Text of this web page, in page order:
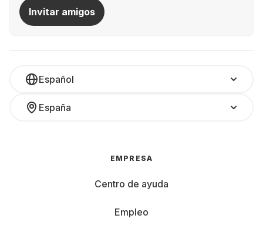
Invitar amigos
Español
España
EMPRESA
Centro de ayuda
Empleo